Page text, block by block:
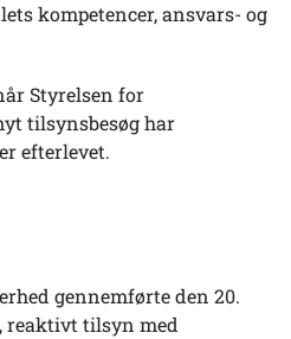
kompetencer, ansvars- og
Styrelsen for
tilsynsbesøg har
efterlevet.
gennemførte den 20.
reaktivt tilsyn med